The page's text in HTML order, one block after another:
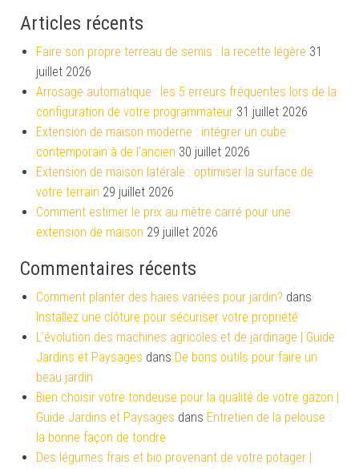
Articles récents
Faire son propre terreau de semis : la recette légère 31
juillet 2026
Arrosage automatique : les 5 erreurs fréquentes lors de la
configuration de votre programmateur 31 juillet 2026
Extension de maison moderne : intégrer un cube
contemporain à de l’ancien 30 juillet 2026
Extension de maison latérale : optimiser la surface de
votre terrain 29 juillet 2026
Comment estimer le prix au mètre carré pour une
extension de maison 29 juillet 2026
Commentaires récents
Comment planter des haies variées pour jardin? dans
Installez une clôture pour sécuriser votre propriété
L'évolution des machines agricoles et de jardinage | Guide
Jardins et Paysages dans De bons outils pour faire un
beau jardin
Bien choisir votre tondeuse pour la qualité de votre gazon |
Guide Jardins et Paysages dans Entretien de la pelouse :
la bonne façon de tondre
Des légumes frais et bio provenant de votre potager |